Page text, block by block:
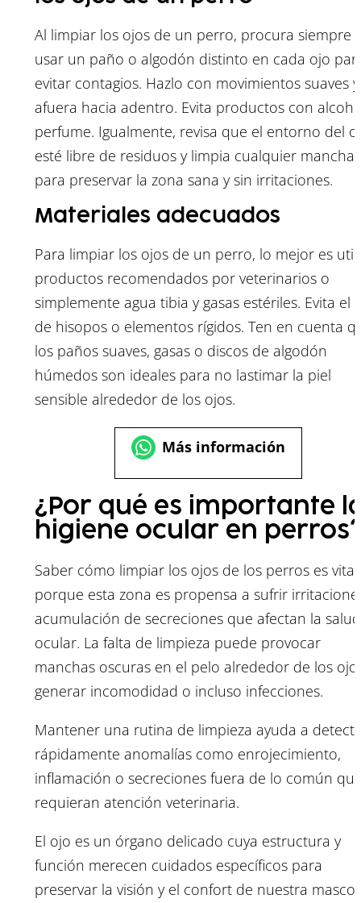
Al limpiar los ojos de un perro, procura siempre
usar un paño o algodón distinto en cada ojo
evitar contagios. Hazlo con movimientos suaves
afuera hacia adentro. Evita productos con
perfume. Igualmente, revisa que el entorno del
esté libre de residuos y limpia cualquier mancha
para preservar la zona sana y sin irritaciones.
Materiales adecuados
Para limpiar los ojos de un perro, lo mejor es
productos recomendados por veterinarios o
simplemente agua tibia y gasas estériles. Evita el
de hisopos o elementos rígidos. Ten en cuenta
los paños suaves, gasas o discos de algodón
húmedos son ideales para no lastimar la piel
sensible alrededor de los ojos.
Más información
¿Por qué es importante
higiene ocular en
Saber cómo limpiar los ojos de los perros es vital
porque esta zona es propensa a sufrir
acumulación de secreciones que afectan la salud
ocular. La falta de limpieza puede provocar
manchas oscuras en el pelo alrededor de los
generar incomodidad o incluso infecciones.
Mantener una rutina de limpieza ayuda a
rápidamente anomalías como enrojecimiento,
inflamación o secreciones fuera de lo común
requieran atención veterinaria.
El ojo es un órgano delicado cuya estructura y
función merecen cuidados específicos para
preservar la visión y el confort de nuestra